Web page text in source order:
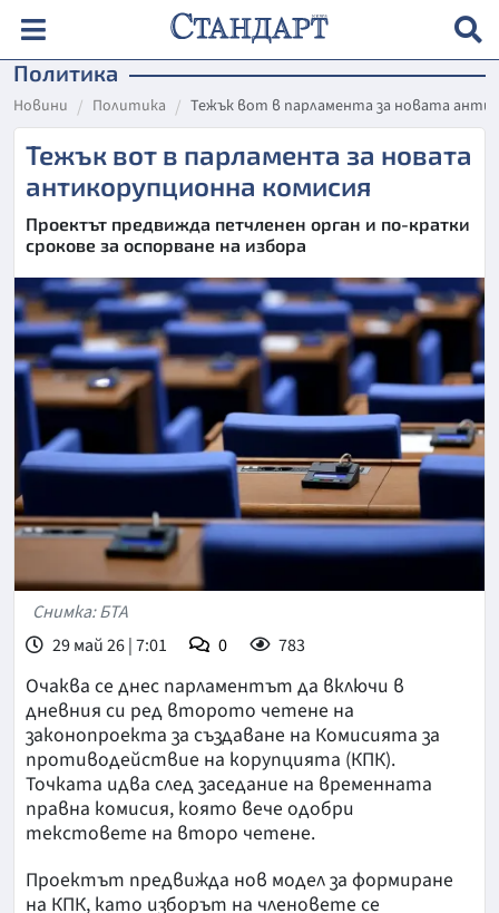
Политика
Новини Политика Тежък вот в парламента за новата
Тежък вот в парламента за новата
антикорупционна комисия
Проектът предвижда петчленен орган и по-кратки
срокове за оспорване на избора
Снимка: БТА
29 май 26 | 7:01
0 783
Очаква се днес парламентът да включи в
дневния си ред второто четене на
законопроекта за създаване на Комисията за
противодействие на корупцията (КПК).
Точката идва след заседание на временната
правна комисия, която вече одобри
текстовете на второ четене.
Проектът предвижда нов модел за формиране
на КПК, като изборът на членовете се